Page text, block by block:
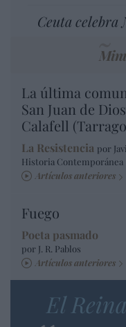
Ceuta celebra
La última
San Juan de
Calafell
La Resistencia por
Historia Contemporánea
Artículos anteriores
Fuego
Poeta pasmado
por J. R. Pablos
Artículos anteriores
El